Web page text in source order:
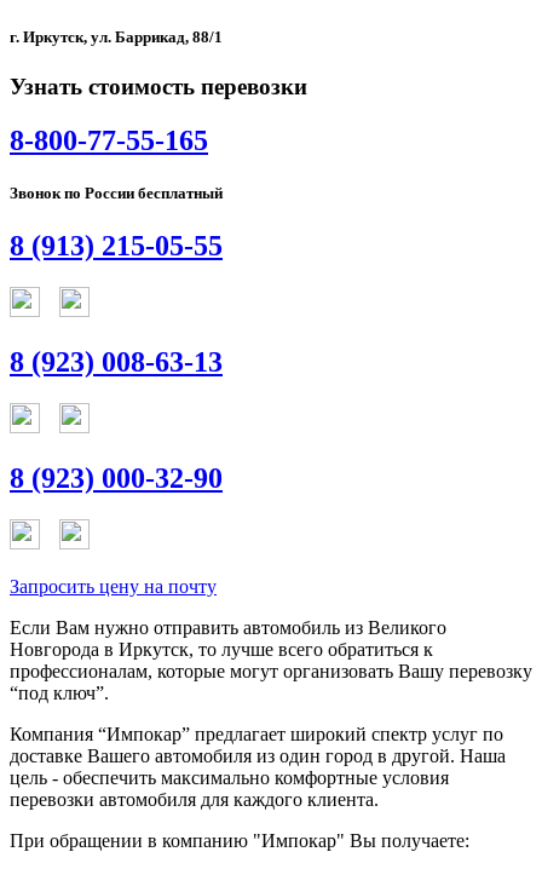
г. Иркутск, ул. Баррикад, 88/1
Узнать стоимость перевозки
8-800-77-55-165
Звонок по России бесплатный
8 (913) 215-05-55
8 (923) 008-63-13
8 (923) 000-32-90
Запросить цену на почту
Если Вам нужно отправить автомобиль из Великого
Новгорода в Иркутск, то лучше всего обратиться к
профессионалам, которые могут организовать Вашу перевозку
“под ключ”.
Компания “Импокар” предлагает широкий спектр услуг по
доставке Вашего автомобиля из один город в другой. Наша
цель - обеспечить максимально комфортные условия
перевозки автомобиля для каждого клиента.
При обращении в компанию "Импокар" Вы получаете: